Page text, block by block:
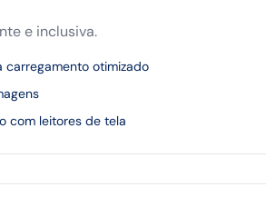
e inclusiva.
carregamento otimizado
com leitores de tela